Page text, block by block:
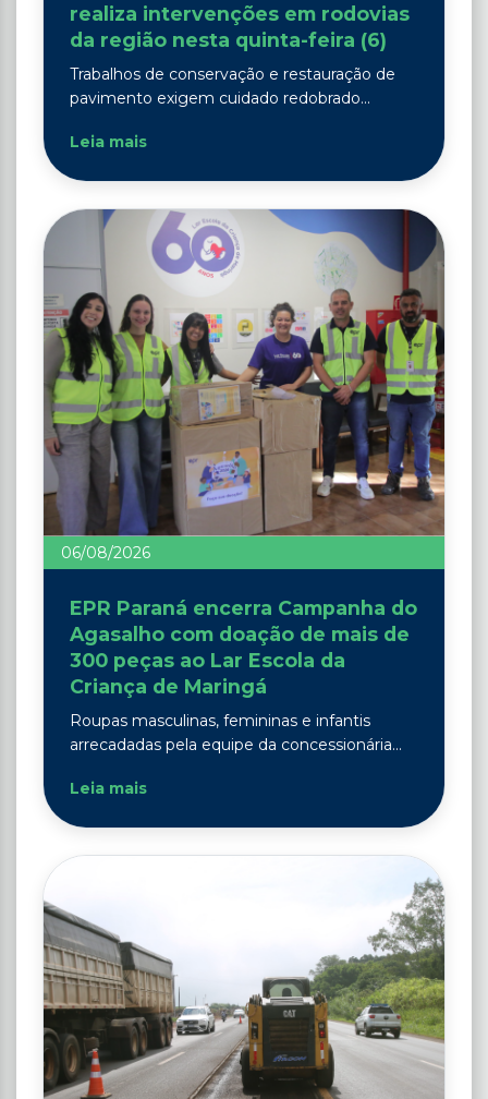
realiza intervenções em rodovias
da região nesta quinta-feira (6)
Trabalhos de conservação e restauração de
pavimento exigem cuidado redobrado...
Leia mais
06/08/2026
EPR Paraná encerra Campanha do
Agasalho com doação de mais de
300 peças ao Lar Escola da
Criança de Maringá
Roupas masculinas, femininas e infantis
arrecadadas pela equipe da concessionária...
Leia mais